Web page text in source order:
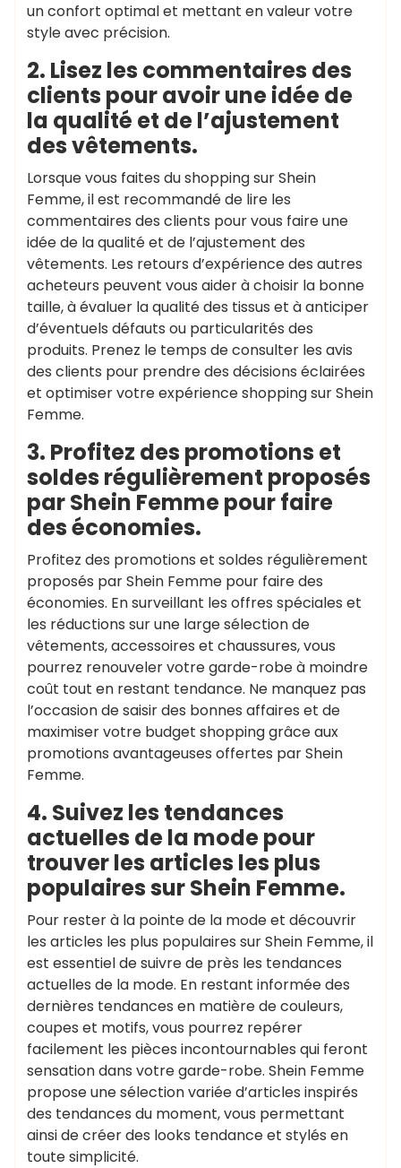
un confort optimal et mettant en valeur votre
style avec précision.
2. Lisez les commentaires des
clients pour avoir une idée de
la qualité et de l’ajustement
des vêtements.
Lorsque vous faites du shopping sur Shein
Femme, il est recommandé de lire les
commentaires des clients pour vous faire une
idée de la qualité et de l’ajustement des
vêtements. Les retours d’expérience des autres
acheteurs peuvent vous aider à choisir la bonne
taille, à évaluer la qualité des tissus et à anticiper
d’éventuels défauts ou particularités des
produits. Prenez le temps de consulter les avis
des clients pour prendre des décisions éclairées
et optimiser votre expérience shopping sur Shein
Femme.
3. Profitez des promotions et
soldes régulièrement proposés
par Shein Femme pour faire
des économies.
Profitez des promotions et soldes régulièrement
proposés par Shein Femme pour faire des
économies. En surveillant les offres spéciales et
les réductions sur une large sélection de
vêtements, accessoires et chaussures, vous
pourrez renouveler votre garde-robe à moindre
coût tout en restant tendance. Ne manquez pas
l’occasion de saisir des bonnes affaires et de
maximiser votre budget shopping grâce aux
promotions avantageuses offertes par Shein
Femme.
4. Suivez les tendances
actuelles de la mode pour
trouver les articles les plus
populaires sur Shein Femme.
Pour rester à la pointe de la mode et découvrir
les articles les plus populaires sur Shein Femme, il
est essentiel de suivre de près les tendances
actuelles de la mode. En restant informée des
dernières tendances en matière de couleurs,
coupes et motifs, vous pourrez repérer
facilement les pièces incontournables qui feront
sensation dans votre garde-robe. Shein Femme
propose une sélection variée d’articles inspirés
des tendances du moment, vous permettant
ainsi de créer des looks tendance et stylés en
toute simplicité.